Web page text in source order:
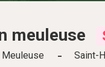
meuleuse
Meuleuse Saint-